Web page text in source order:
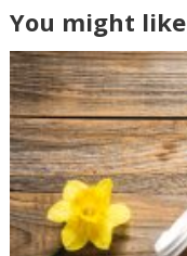
You might like